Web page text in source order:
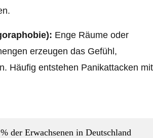
Enge Räume oder
erzeugen das Gefühl,
Häufig entstehen Panikattacken mit
der Erwachsenen in Deutschland